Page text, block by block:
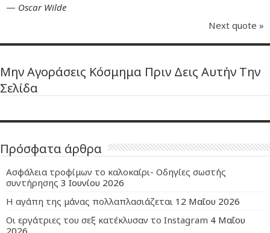
— Oscar Wilde
Next quote »
Μην Αγοράσεις Κόσμημα Πριν Δεις Αυτήν Την
Σελίδα
Πρόσφατα άρθρα
Ασφάλεια τροφίμων το καλοκαίρι- Οδηγίες σωστής
συντήρησης 3 Ιουνίου 2026
Η αγάπη της μάνας πολλαπλασιάζεται 12 Μαΐου 2026
Οι εργάτριες του σεξ κατέκλυσαν το Instagram 4 Μαΐου
2026